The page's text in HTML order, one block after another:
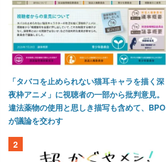
「タバコを止められない猫耳キャラを描く深
夜枠アニメ」に視聴者の一部から批判意見。
違法薬物の使用と思しき描写も含めて、BPO
が議論を交わす
2